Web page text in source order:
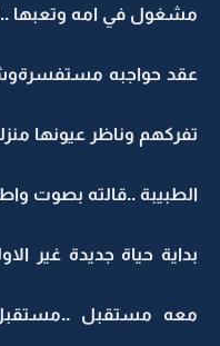
مشغول في امه وتعبها
عقد حواجبه
تفركهم وناظر عيونها
الطبيبة ..قالته بصوت
بداية حياة جديدة غير
معه مستقبل